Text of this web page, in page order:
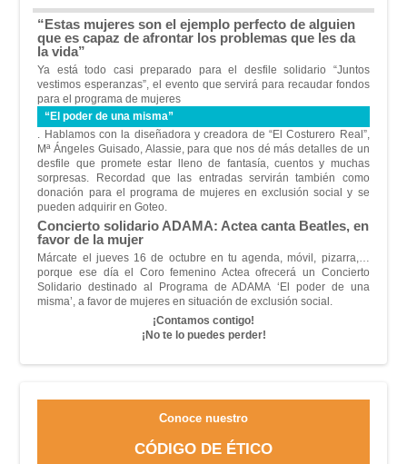
“Estas mujeres son el ejemplo perfecto de alguien
que es capaz de afrontar los problemas que les da
la vida”
Ya está todo casi preparado para el desfile solidario “Juntos
vestimos esperanzas”, el evento que servirá para recaudar fondos
para el programa de mujeres
“El poder de una misma”
. Hablamos con la diseñadora y creadora de “El Costurero Real”,
Mª Ángeles Guisado, Alassie, para que nos dé más detalles de un
desfile que promete estar lleno de fantasía, cuentos y muchas
sorpresas. Recordad que las entradas servirán también como
donación para el programa de mujeres en exclusión social y se
pueden adquirir en Goteo.
Concierto solidario ADAMA: Actea canta Beatles, en
favor de la mujer
Márcate el jueves 16 de octubre en tu agenda, móvil, pizarra,…
porque ese día el Coro femenino Acteaofrecerá un Concierto
Solidario destinado al Programa de ADAMA ‘El poder de una
misma’, a favor de mujeres en situación de exclusión social.
¡Contamos contigo!
¡No te lo puedes perder!
Conoce nuestro
CÓDIGO DE ÉTICO